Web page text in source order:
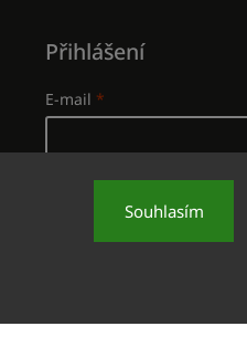
Souhlasím
Přihlášení
E-mail